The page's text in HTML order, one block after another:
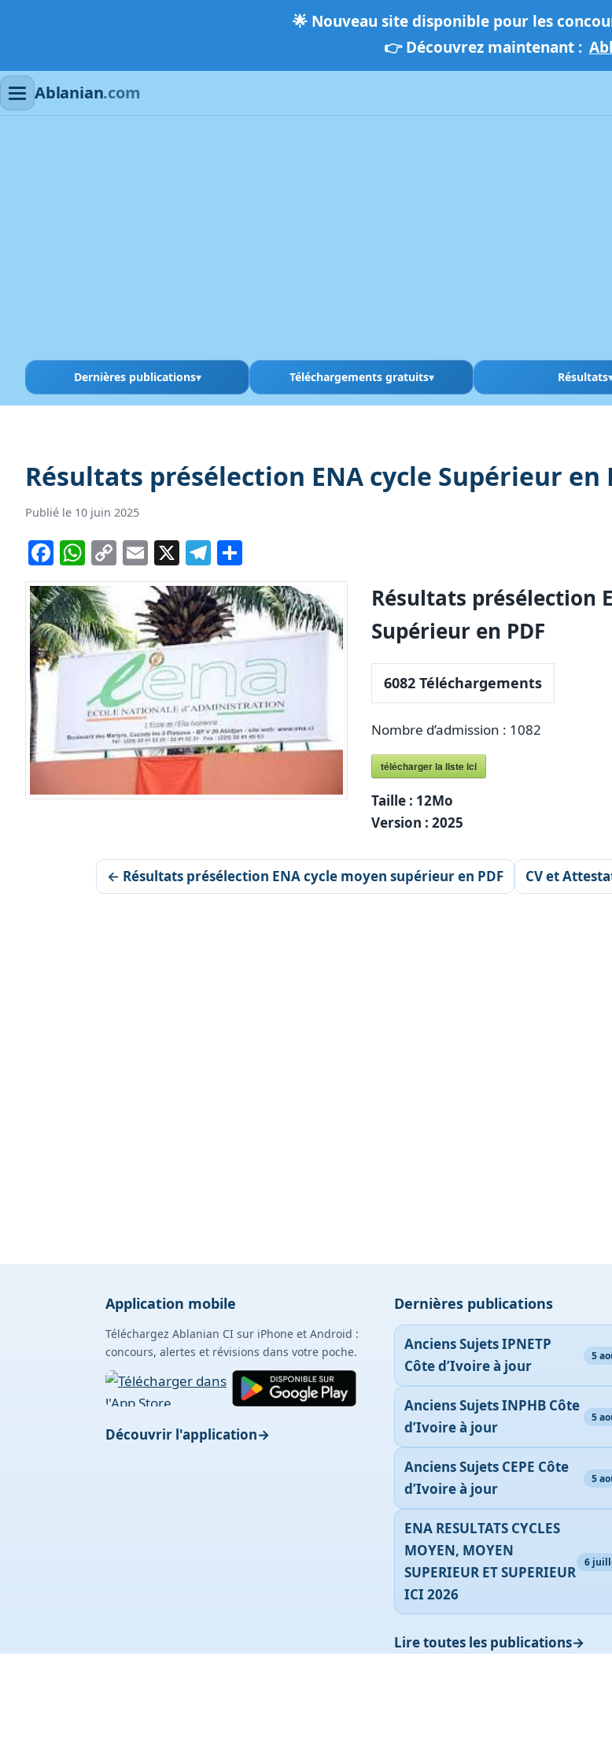
🌟 Nouveau site disponible pour les
👉 Découvrez maintenant :
Ablanian.com
Dernières publications Téléchargements gratuits Résultats
Résultats présélection ENA cycle Supérieur en
Publié le 10 juin 2025
Facebook
WhatsApp
Copy
Link
Email
X Telegram
Résultats présélection
Supérieur en PDF
6082 Téléchargements
Nombre d’admission : 1082
télécharger la liste ici
Taille : 12Mo
Version :2025
← Résultats présélection ENA cycle moyen supérieur en PDF CV et
Application mobile
Téléchargez Ablanian CI sur iPhone et Android :
concours, alertes et révisions dans votre poche.
Découvrir l'application
Dernières publications
Anciens Sujets IPNETP
Côte d’Ivoire à jour
5
Anciens Sujets INPHB Côte
d’Ivoire à jour
5
Anciens Sujets CEPE Côte
d’Ivoire à jour
5
ENA RESULTATS CYCLES
MOYEN, MOYEN
SUPERIEUR ET SUPERIEUR
ICI 2026
6
Lire toutes les publications